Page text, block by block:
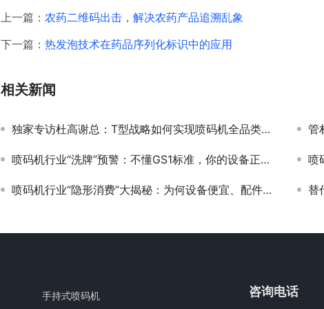
上一篇： 农药二维码出击，解决农药产品追溯乱象
下一篇： 热发泡技术在药品序列化标识中的应用
相关新闻
独家专访杜高谢总：T型战略如何实现喷码机全品类深度布局？ 管
喷码机行业“洗牌”预警：不懂GS1标准，你的设备正在失去核心竞争力！ 喷
喷码机行业“隐形消费”大揭秘：为何设备便宜、配件耗材却贵得离谱？ 替
手持式喷码机 咨询电话